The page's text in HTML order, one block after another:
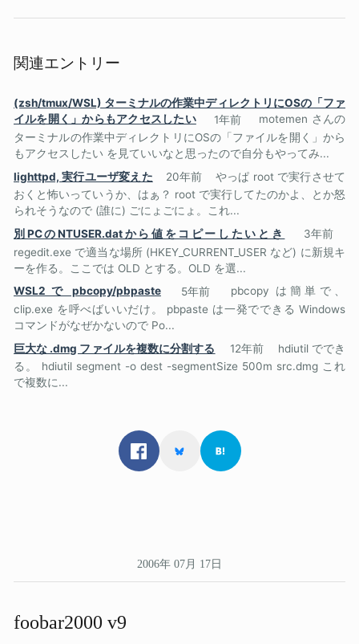
関連エントリー
(zsh/tmux/WSL) ターミナルの作業中ディレクトリにOSの「ファ
イルを開く」からもアクセスしたい
1年前
motemen さんの
ターミナルの作業中ディレクトリにOSの「ファイルを開く」から
もアクセスしたい を見ていいなと思ったので自分もやってみ...
lighttpd, 実行ユーザ変えた
20年前
やっぱ root で実行させて
おくと怖いっていうか、はぁ？ root で実行してたのかよ、とか怒
られそうなので (誰に) ごにょごにょ。これ...
別PCのNTUSER.datから値をコピーしたいとき
3年前
regedit.exe で適当な場所 (HKEY_CURRENT_USER など) に新規キ
ーを作る。ここでは OLD とする。OLD を選...
WSL2 で pbcopy/pbpaste
5年前
pbcopy は簡単で、
clip.exe を呼べばいいだけ。 pbpaste は一発でできる Windows
コマンドがなぜかないので Po...
巨大な .dmg ファイルを複数に分割する
12年前
hdiutil ででき
る。 hdiutil segment -o dest -segmentSize 500m src.dmg これ
で複数に...
2006年 07月 17日
foobar2000 v9